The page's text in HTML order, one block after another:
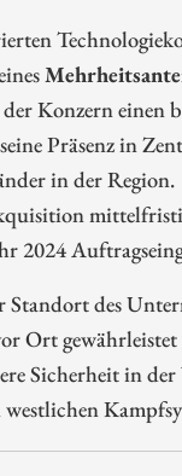
Konzern einen
Präsenz in
in der Region.
2024
Standort des
Ort
Sicherheit in